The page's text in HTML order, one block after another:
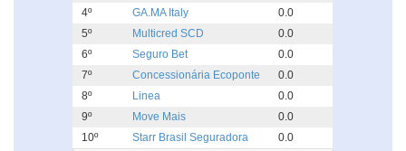
4º GA.MA Italy
0.0
5º
Multicred SCD
0.0
6º
Seguro Bet
0.0
7º
Concessionária Ecoponte
0.0
8º
Linea
0.0
9º
Move Mais
0.0
10º
Starr Brasil Seguradora 0.0